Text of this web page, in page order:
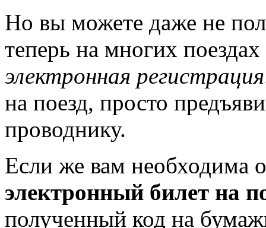
Но вы можете даже не
теперь на многих
электронная регистрация
на поезд, просто
проводнику.
Если же вам необходима
электронный билет на
полученный код на